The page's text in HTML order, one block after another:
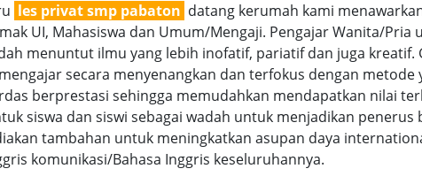
les privat smp pabaton datang kerumah kami
UI, Mahasiswa dan Umum/Mengaji. Pengajar Wanita/Pria
menuntut ilmu yang lebih inofatif, pariatif dan juga
secara menyenangkan dan terfokus dengan metode
berprestasi sehingga memudahkan mendapatkan nilai
siswa dan siswi sebagai wadah untuk menjadikan penerus
tambahan untuk meningkatkan asupan daya
komunikasi/Bahasa Inggris keseluruhannya.